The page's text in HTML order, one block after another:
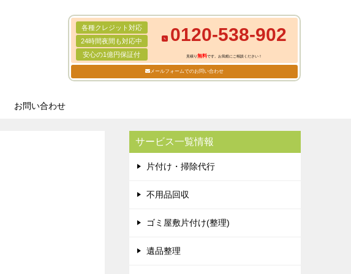
各種クレジット対応
24時間夜間も対応中
安心の1億円保証付
0120-538-902
見積り無料です。お気軽にご相談ください！
メールフォームでのお問い合わせ
お問い合わせ
サービス一覧情報
片付け・掃除代行
不用品回収
ゴミ屋敷片付け(整理)
遺品整理